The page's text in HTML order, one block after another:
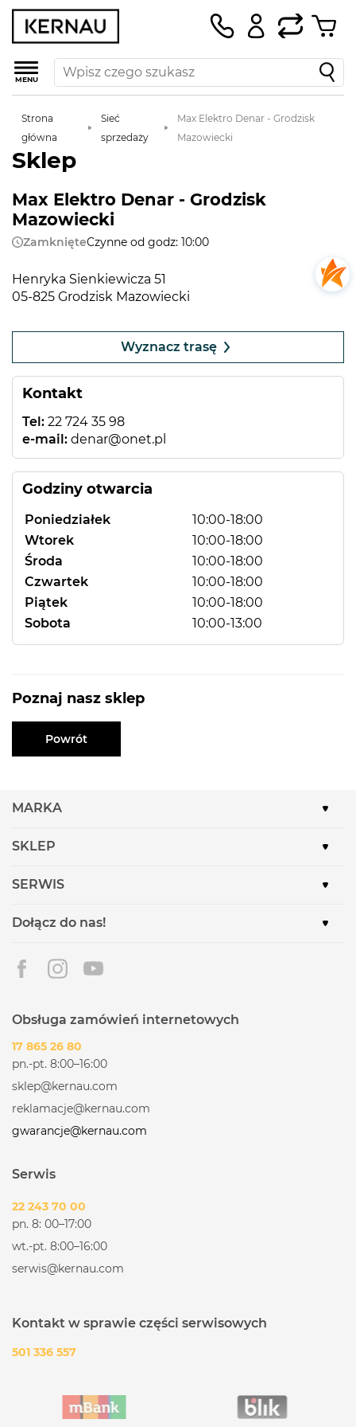
MENU
Strona
główna
Sieć
sprzedaży
Max Elektro Denar - Grodzisk
Mazowiecki
Sklep
Max Elektro Denar - Grodzisk
Mazowiecki
ZamknięteCzynne od godz: 10:00
Henryka Sienkiewicza 51
05-825 Grodzisk Mazowiecki
Kontakt
Tel: 22 724 35 98
e-mail: denar@onet.pl
Godziny otwarcia
Poniedziałek
10:00-18:00
Wtorek
10:00-18:00
Środa
10:00-18:00
Czwartek
10:00-18:00
Piątek
10:00-18:00
Sobota
10:00-13:00
−
Wyznacz trasę
Poznaj nasz sklep
Powrót
MARKA
SKLEP
SERWIS
Dołącz do nas!
Obsługa zamówień internetowych
17 865 26 80
pn.-pt. 8:00–16:00
sklep@kernau.com
reklamacje@kernau.com
gwarancje@kernau.com
Serwis
22 243 70 00
pn. 8: 00–17:00
wt.-pt. 8:00–16:00
serwis@kernau.com
Kontakt w sprawie części serwisowych
501 336 557